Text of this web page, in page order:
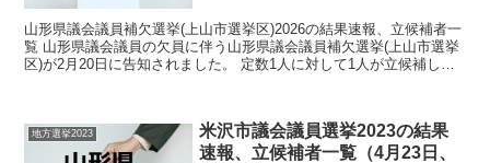
山形県議会議員補欠選挙(上山市選挙区)2026の結果速報、立候補者一
覧 山形県議会議員の欠員に伴う山形県議会議員補欠選挙(上山市選挙
区)が2月20日に告知されました。 定数1人に対して1人が立候補して
地方選挙2023
米沢市議会議員選挙2023の結果
速報、立候補者一覧（4月23日、